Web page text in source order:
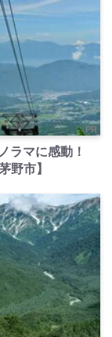
PR
ラマに感動！
野市】